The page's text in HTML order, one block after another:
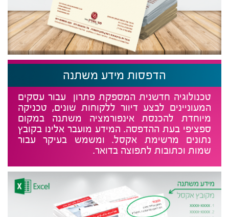
הדפסות מידע משתנה
טכנולוגיה חדשנית המספקת פתרון עבור עסקים
המעוניינים לבצע דיוור ללקוחות שונים, טכניקה
מיוחדת להכנסת אינפורמציה משתנה במקום
ספציפי בעת ההדפסה. המידע מועבר אלינו בקובץ
נתונים מרשימת אקסל. ומשמש בעיקר עבור
שמות וכתובות לתפוצה בדואר.